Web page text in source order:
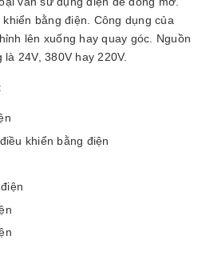
bằng điện. Công dụng của
lên xuống hay quay góc. Nguồn
24V, 380V hay 220V.
khiển bằng điện